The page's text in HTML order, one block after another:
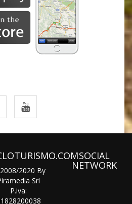
2020 By
Srl
P.iva:
SOCIAL
NETWORK